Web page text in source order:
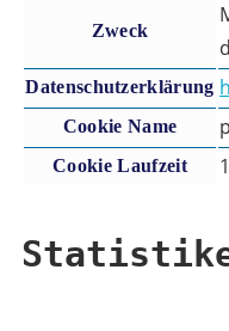
Zweck
Datenschutzerklärung
Cookie Name
Cookie Laufzeit